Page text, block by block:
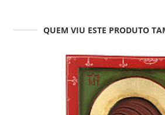
QUEM VIU ESTE PRODUTO